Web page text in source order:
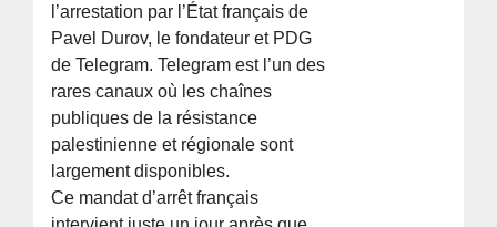
l’arrestation par l’État français de
Pavel Durov, le fondateur et PDG
de Telegram. Telegram est l’un des
rares canaux où les chaînes
publiques de la résistance
palestinienne et régionale sont
largement disponibles.
Ce mandat d’arrêt français